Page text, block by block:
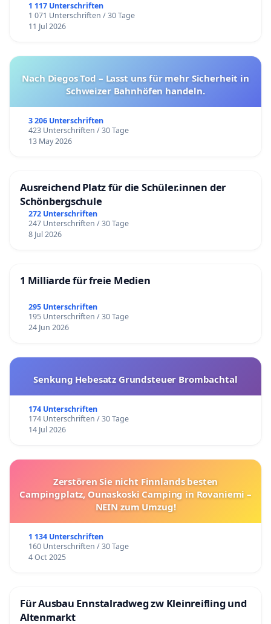
1 117 Unterschriften
1 071 Unterschriften / 30 Tage
11 Jul 2026
Nach Diegos Tod – Lasst uns für mehr Sicherheit in
Schweizer Bahnhöfen handeln.
3 206 Unterschriften
423 Unterschriften / 30 Tage
13 May 2026
Ausreichend Platz für die Schüler.innen der
Schönbergschule
272 Unterschriften
247 Unterschriften / 30 Tage
8 Jul 2026
1 Milliarde für freie Medien
295 Unterschriften
195 Unterschriften / 30 Tage
24 Jun 2026
Senkung Hebesatz Grundsteuer Brombachtal
174 Unterschriften
174 Unterschriften / 30 Tage
14 Jul 2026
Zerstören Sie nicht Finnlands besten
Campingplatz, Ounaskoski Camping in Rovaniemi –
NEIN zum Umzug!
1 134 Unterschriften
160 Unterschriften / 30 Tage
4 Oct 2025
Für Ausbau Ennstalradweg zw Kleinreifling und
Altenmarkt